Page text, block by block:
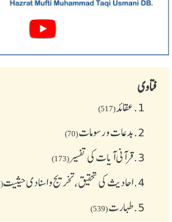
فتاوی
1. عقائد(517)
2. بدعات و رسومات(70)
3. قرآنی آیات کی تفسیر(173)
4. احادیث کی تحقیق، تخریج و اسنادی حیثیت(644)
5. طهارت(539)